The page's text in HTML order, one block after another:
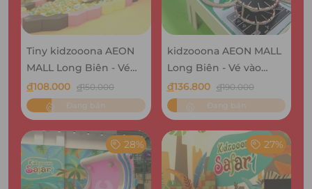
Tiny kidzooona AEON
MALL Long Biên - Vé
vào cổng khu vui chơi
bao gồm Lễ Tết
đ108.000 đ150.000
Đang bán
kidzooona AEON MALL
Long Biên - Vé vào
cổng khu vui chơi bao
gồm Lễ Tết
đ136.800 đ190.000
Đang bán
28% 27%